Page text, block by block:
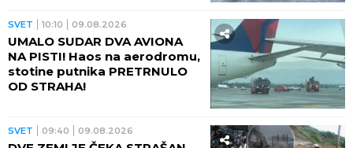
SVET 10:10 09.08.2026
UMALO SUDAR DVA AVIONA
NA PISTI! Haos na aerodromu,
stotine putnika PRETRNULO
OD STRAHA!
SVET 09:40 09.08.2026